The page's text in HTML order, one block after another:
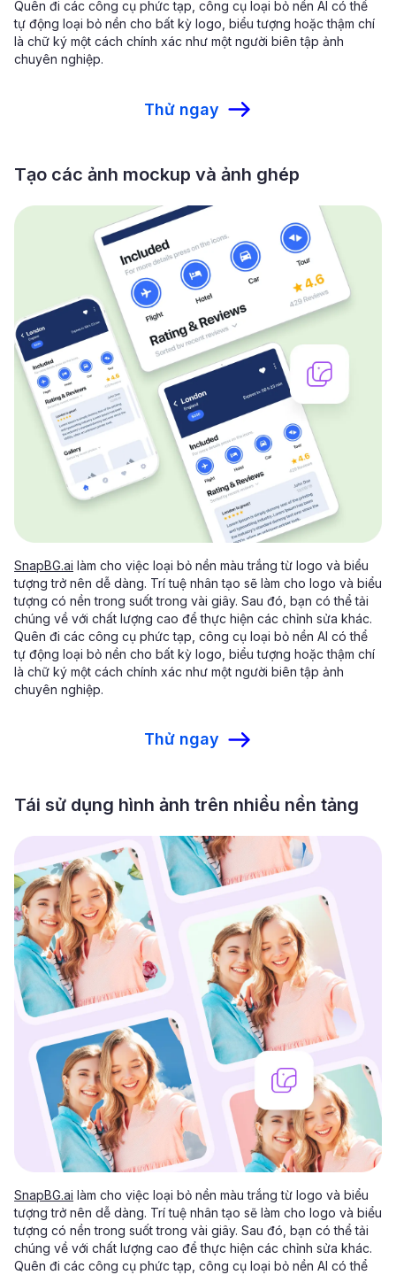
Quên đi các công cụ phức tạp, công cụ loại bỏ nền AI có thể
tự động loại bỏ nền cho bất kỳ logo, biểu tượng hoặc thậm chí
là chữ ký một cách chính xác như một người biên tập ảnh
chuyên nghiệp.
Thử ngay
Tạo các ảnh mockup và ảnh ghép
SnapBG.ai làm cho việc loại bỏ nền màu trắng từ logo và biểu
tượng trở nên dễ dàng. Trí tuệ nhân tạo sẽ làm cho logo và biểu
tượng có nền trong suốt trong vài giây. Sau đó, bạn có thể tải
chúng về với chất lượng cao để thực hiện các chỉnh sửa khác.
Quên đi các công cụ phức tạp, công cụ loại bỏ nền AI có thể
tự động loại bỏ nền cho bất kỳ logo, biểu tượng hoặc thậm chí
là chữ ký một cách chính xác như một người biên tập ảnh
chuyên nghiệp.
Thử ngay
Tái sử dụng hình ảnh trên nhiều nền tảng
SnapBG.ai làm cho việc loại bỏ nền màu trắng từ logo và biểu
tượng trở nên dễ dàng. Trí tuệ nhân tạo sẽ làm cho logo và biểu
tượng có nền trong suốt trong vài giây. Sau đó, bạn có thể tải
chúng về với chất lượng cao để thực hiện các chỉnh sửa khác.
Quên đi các công cụ phức tạp, công cụ loại bỏ nền AI có thể